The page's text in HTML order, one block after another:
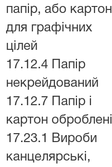
папір, або картон
для графічних
цілей
17.12.4 Папір
некрейдований
17.12.7 Папір і
картон оброблені
17.23.1 Вироби
канцелярські,